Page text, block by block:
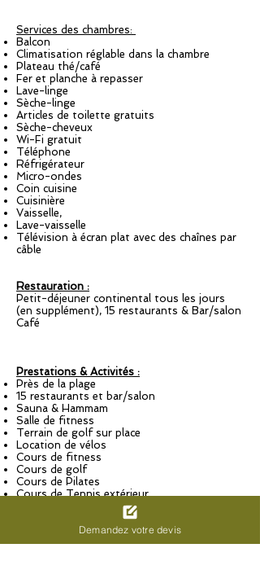
Services des chambres:
Balcon
Climatisation réglable dans la chambre
Plateau thé/café
Fer et planche à repasser
Lave-linge
Sèche-linge
Articles de toilette gratuits
Sèche-cheveux
Wi-Fi gratuit
Téléphone
Réfrigérateur
Micro-ondes
Coin cuisine
Cuisinière
Vaisselle,
Lave-vaisselle
Télévision à écran plat avec des chaînes par
câble
Restauration :
Petit-déjeuner continental tous les jours
(en supplément), 15 restaurants & Bar/salon
Café
Prestations & Activités :
Près de la plage
15 restaurants et bar/salon
Sauna & Hammam
Salle de fitness
Terrain de golf sur place
Location de vélos
Cours de fitness
Cours de golf
Cours de Pilates
Cours de Tennis extérieur
Dans les alentours:
Centre de shopping à proximité
Demandez votre devis